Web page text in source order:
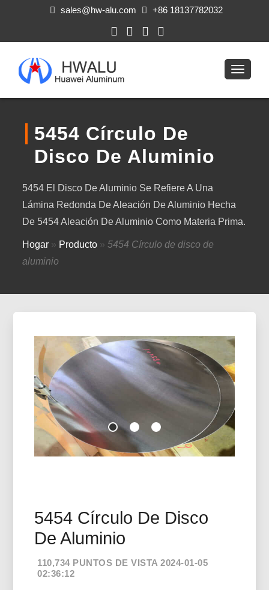
sales@hw-alu.com +86 18137782032
5454 Círculo De
Disco De Aluminio
5454 El Disco De Aluminio Se Refiere A Una
Lámina Redonda De Aleación De Aluminio Hecha
De 5454 Aleación De Aluminio Como Materia Prima.
Hogar » Producto »5454 Círculo de disco de
aluminio
5454 Círculo De Disco
De Aluminio
110,734 PUNTOS DE VISTA 2024-01-05
02:36:12